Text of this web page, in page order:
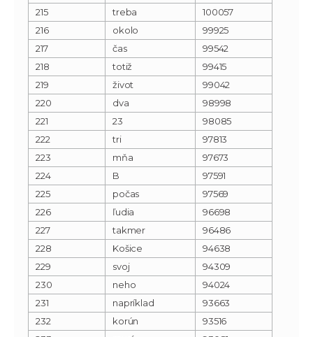
215
treba
100057
216
okolo
99925
217
čas
99542
218
totiž
99415
219
život
99042
220
dva
98998
221
23
98085
222
tri
97813
223
mňa
97673
224
B
97591
225
počas
97569
226
ľudia
96698
227
takmer
96486
228
Košice
94638
229
svoj
94309
230
neho
94024
231
napríklad
93663
232
korún
93516